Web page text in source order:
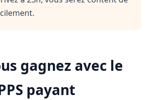
gagnez avec le
payant